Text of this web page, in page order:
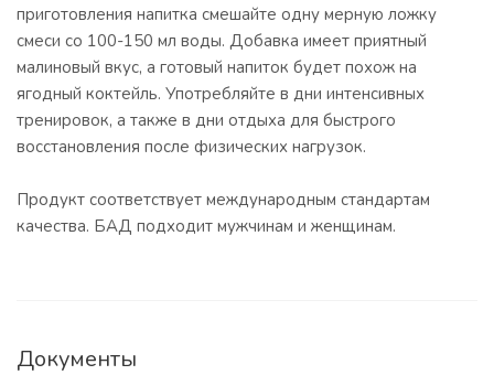
приготовления напитка смешайте одну мерную ложку
смеси со 100-150 мл воды. Добавка имеет приятный
малиновый вкус, а готовый напиток будет похож на
ягодный коктейль. Употребляйте в дни интенсивных
тренировок, а также в дни отдыха для быстрого
восстановления после физических нагрузок.
Продукт соответствует международным стандартам
качества. БАД подходит мужчинам и женщинам.
Документы